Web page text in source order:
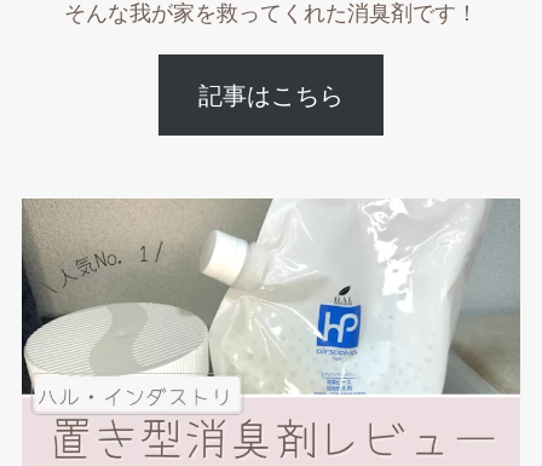
そんな我が家を救ってくれた消臭剤です！
記事はこちら